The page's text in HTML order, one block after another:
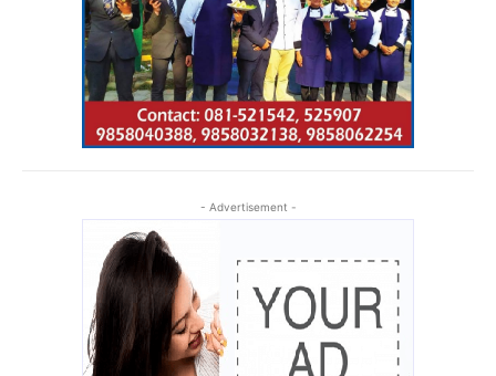
- Advertisement -